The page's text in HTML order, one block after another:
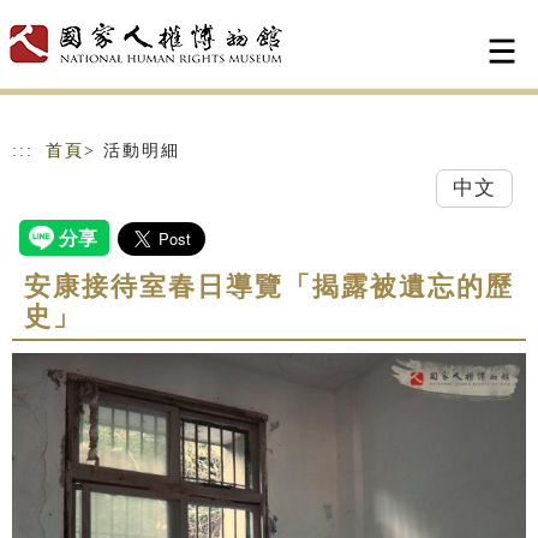
::: 首頁 > 活動明細
中文
安康接待室春日導覽「揭露被遺忘的歷
史」